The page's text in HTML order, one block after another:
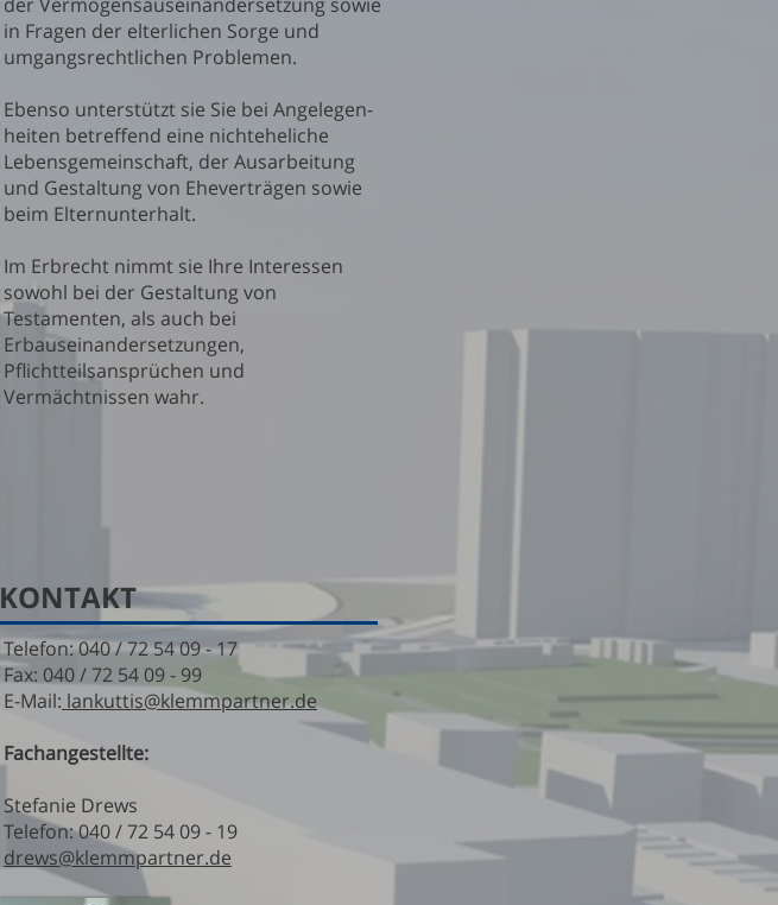
in Fragen der elterlichen Sorge und
umgangsrechtlichen Problemen.
Ebenso unterstützt sie Sie bei Angelegen-
heiten betreffend eine nichteheliche
Lebensgemeinschaft, der Ausarbeitung
und Gestaltung von Eheverträgen sowie
beim Elternunterhalt.
Im Erbrecht nimmt sie Ihre Interessen
sowohl bei der Gestaltung von
Testamenten, als auch bei
Erbauseinandersetzungen,
Pflichtteilsansprüchen und
Vermächtnissen wahr.
KONTAKT
Telefon: 040 / 72 54 09 - 17
Fax: 040 / 72 54 09 - 99
E-Mail: lankuttis@klemmpartner.de
Fachangestellte:
Stefanie Drews
Telefon: 040 / 72 54 09 - 19
drews@klemmpartner.de